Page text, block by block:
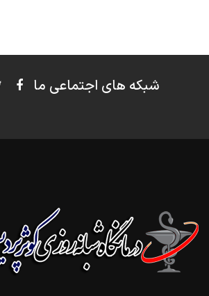
شبکه های اجتماعی ما